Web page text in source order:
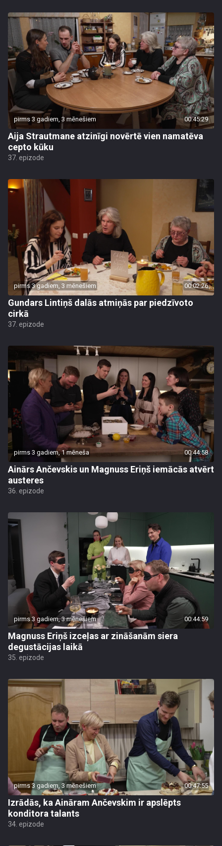
pirms 3 gadiem, 3 mēnešiem 00:45:29
Aija Strautmane atzinīgi novērtē vien namatēva
cepto kūku
37. epizode
pirms 3 gadiem, 3 mēnešiem 00:02:26
Gundars Lintiņš dalās atmiņās par piedzīvoto
cirkā
37. epizode
pirms 3 gadiem, 1 mēneša 00:44:58
Ainārs Ančevskis un Magnuss Eriņš iemācās atvērt
austeres
36. epizode
pirms 3 gadiem, 3 mēnešiem 00:44:59
Magnuss Eriņš izceļas ar zināšanām siera
degustācijas laikā
35. epizode
pirms 3 gadiem, 3 mēnešiem 00:47:55
Izrādās, ka Aināram Ančevskim ir apslēpts
konditora talants
34. epizode